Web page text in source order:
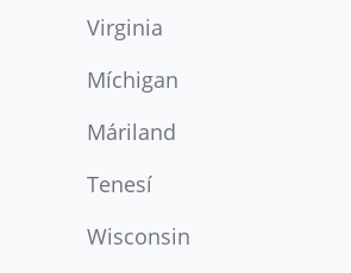
Virginia
Míchigan
Máriland
Tenesí
Wisconsin